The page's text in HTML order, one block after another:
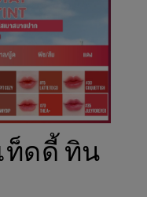
ท็ดดี้ ทิน